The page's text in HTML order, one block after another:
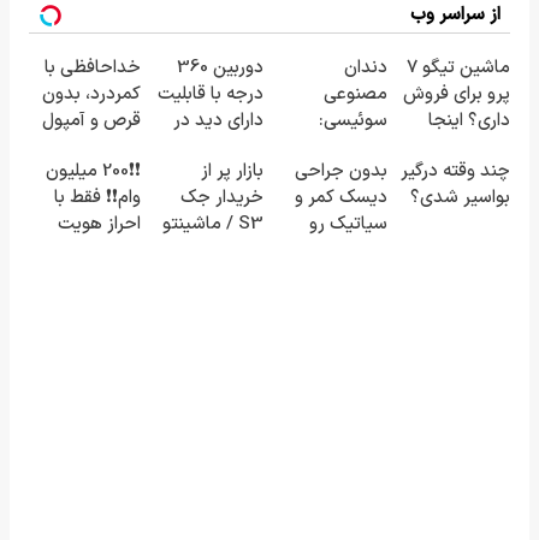
از سراسر وب
ماشین تیگو 7
پرو برای فروش
داری؟ اینجا
بفروشش
دندان
مصنوعی
سوئیسی:
فناوری اروپا،
سبک و مقاوم |
پرداخت قسطی
دوربین 360
درجه با قابلیت
دارای دید در
تخفیف بخر!!
خداحافظی با
کمردرد، بدون
قرص و آمپول
چند وقته درگیر
بواسیر شدی؟
بدون جراحی
دیسک کمر و
سیاتیک رو
بازار پر از
خریدار جک
S3 / ماشینتو
❗❗200 میلیون
وام❗❗ فقط با
احراز هویت